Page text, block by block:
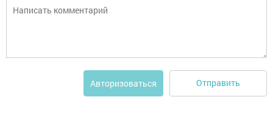
Авторизоваться Отправить